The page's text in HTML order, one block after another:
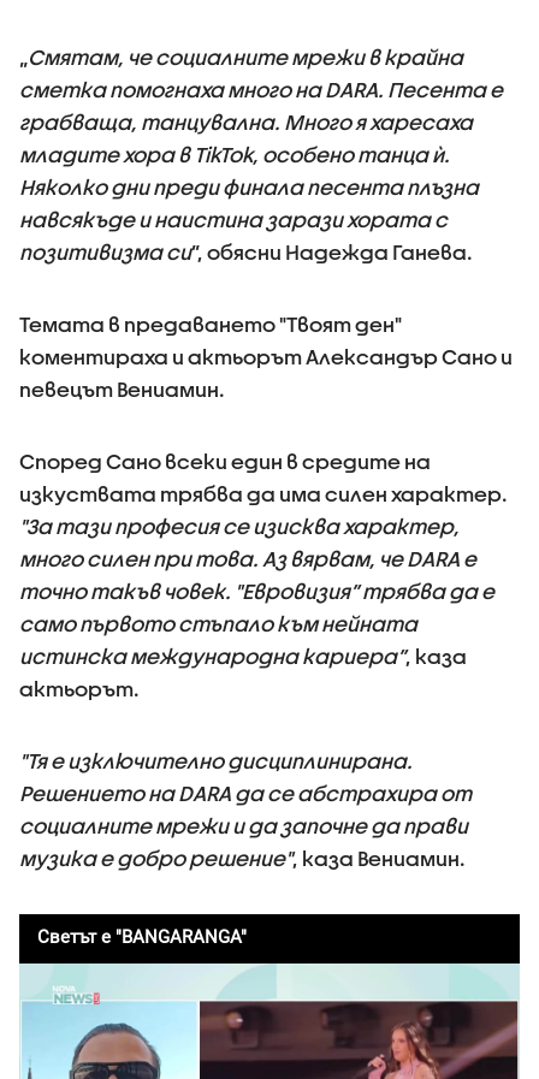
„Смятам, че социалните мрежи в крайна
сметка помогнаха много на DARA. Песента е
грабваща, танцувална. Много я харесаха
младите хора в TikTok, особено танца ѝ.
Няколко дни преди финала песента плъзна
навсякъде и наистина зарази хората с
позитивизма си”, обясни Надежда Ганева.
Темата в предаването "Твоят ден"
коментираха и актьорът Александър Сано и
певецът Вениамин.
Според Сано всеки един в средите на
изкуствата трябва да има силен характер.
"За тази професия се изисква характер,
много силен при това. Аз вярвам, че DARA е
точно такъв човек. "Евровизия” трябва да е
само първото стъпало към нейната
истинска международна кариера”, каза
актьорът.
"Тя е изключително дисциплинирана.
Решението на DARA да се абстрахира от
социалните мрежи и да започне да прави
музика е добро решение", каза Вениамин.